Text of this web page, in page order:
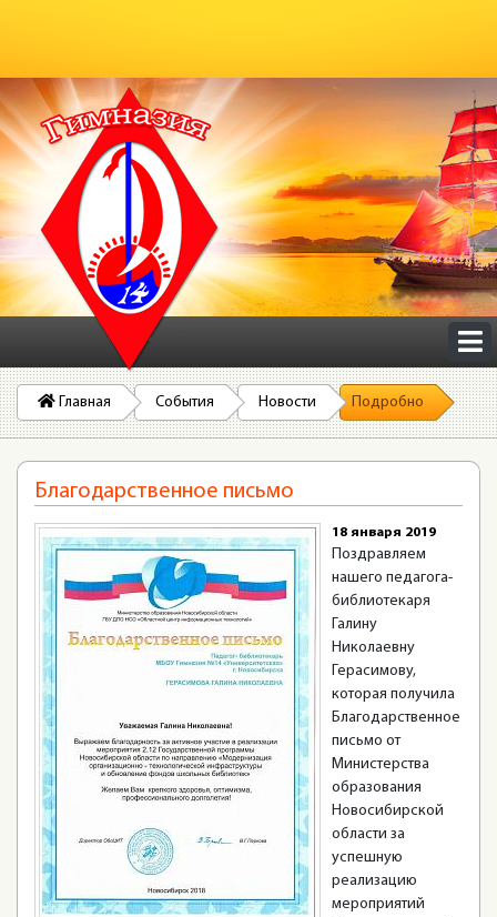
Главная События Новости Подробно
Благодарственное письмо
18 января 2019
Поздравляем
нашего педагога-
библиотекаря
Галину
Николаевну
Герасимову,
которая получила
Благодарственное
письмо от
Министерства
образования
Новосибирской
области за
успешную
реализацию
мероприятий